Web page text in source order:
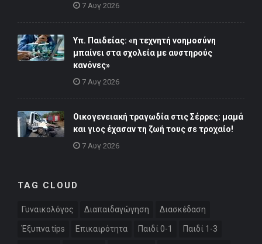
7 Αυγ 2026
Υπ. Παιδείας: «η τεχνητή νοημοσύνη
μπαίνει στα σχολεία με αυστηρούς
κανόνες»
7 Αυγ 2026
Οικογενειακή τραγωδία στις Σέρρες: μαμά
και γιος έχασαν τη ζωή τους σε τροχαίο!
7 Αυγ 2026
TAG CLOUD
Γυναικολόγος Διαπαιδαγώγηση Διασκέδαση
Έξυπνα tips Επικαιρότητα Παιδί 0-1 Παιδί 1-3